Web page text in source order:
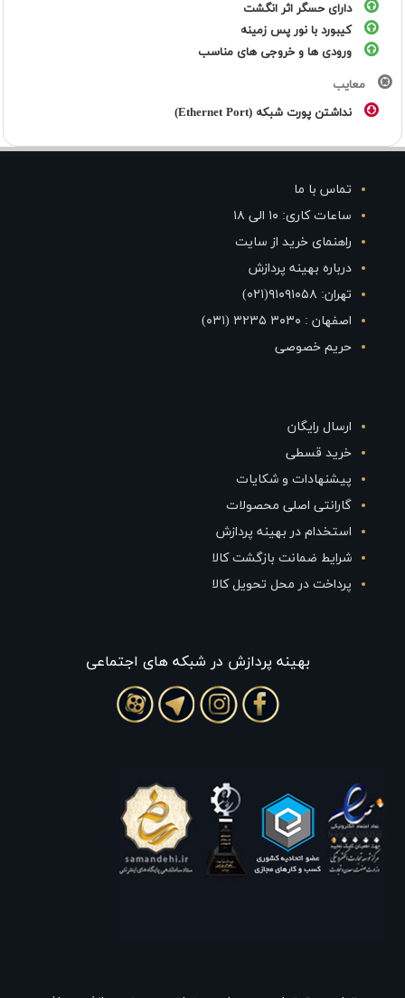
دارای حسگر اثر انگشت
کیبورد با نور پس زمینه
ورودی ها و خروجی های مناسب
معایب
نداشتن پورت شبکه (Ethernet Port)
تماس با ما
ساعات کاری: ۱۰ الی ۱۸
راهنمای خرید از سایت
درباره بهینه پردازش
تهران: ۹۱۰۹۱۰۵۸(۰۲۱)
اصفهان : ۳۰۳۰ ۳۲۳۵ (۰۳۱)
حریم خصوصی
ارسال رایگان
خرید قسطی
پیشنهادات و شکایات
گارانتی اصلی محصولات
استخدام در بهینه پردازش
شرایط ضمانت بازگشت کالا
پرداخت در محل تحویل کالا
بهينه پردازش در شبکه های اجتماعی